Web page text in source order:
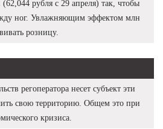
рубля с 29 апреля) так, чтобы
ног. Увлажняющим эффектом млн
розницу.
регоператора несет субъект эти
свою территорию. Общем это при
кризиса.